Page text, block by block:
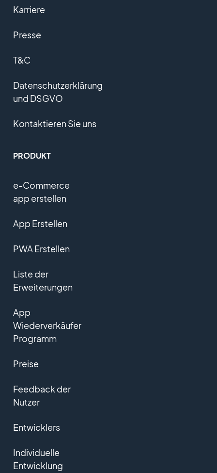
Karriere
Presse
T&C
Datenschutzerklärung
und DSGVO
Kontaktieren Sie uns
PRODUKT
e-Commerce
app erstellen
App Erstellen
PWA Erstellen
Liste der
Erweiterungen
App
Wiederverkäufer
Programm
Preise
Feedback der
Nutzer
Entwicklers
Individuelle
Entwicklung